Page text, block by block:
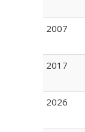
2007
2017
2026